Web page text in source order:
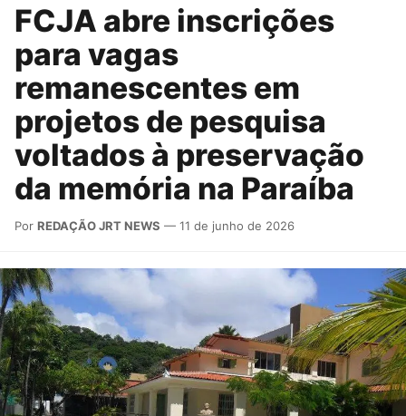
FCJA abre inscrições
para vagas
remanescentes em
projetos de pesquisa
voltados à preservação
da memória na Paraíba
Por REDAÇÃO JRT NEWS — 11 de junho de 2026